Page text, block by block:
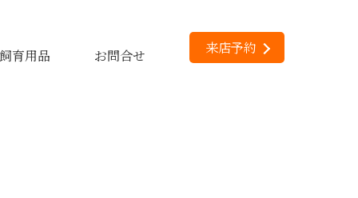
飼育用品 お問合せ 来店予約